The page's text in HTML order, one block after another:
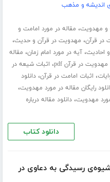
اندیشه و مذهب
و مهدویت، مقاله در مورد امامت و
در قرآن، مهدویت در قرآن و حدیث،
احادیث،آیه در مورد امام زمان، مقاله
مهدویت در قرآن pdf ، اثبات شیعه در
، اثبات امامت در قرآن،دانلود
رایگان مقاله در مورد مهدویت،
مهدویت،دانلود مقاله درباره
دانلود کتاب
رسیدگی به دعاوی در